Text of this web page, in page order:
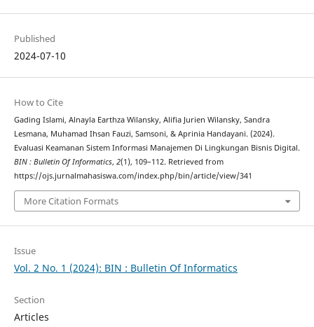
Published
2024-07-10
How to Cite
Gading Islami, Alnayla Earthza Wilansky, Alifia Jurien Wilansky, Sandra
Lesmana, Muhamad Ihsan Fauzi, Samsoni, & Aprinia Handayani. (2024).
Evaluasi Keamanan Sistem Informasi Manajemen Di Lingkungan Bisnis Digital.
BIN : Bulletin Of Informatics, 2(1), 109–112. Retrieved from
https://ojs.jurnalmahasiswa.com/index.php/bin/article/view/341
More Citation Formats
Issue
Vol. 2 No. 1 (2024): BIN : Bulletin Of Informatics
Section
Articles